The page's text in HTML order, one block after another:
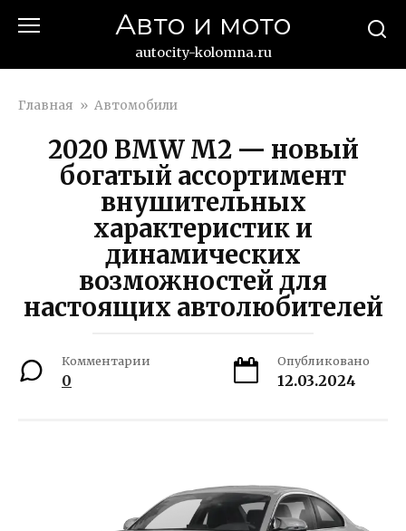
Авто и мото
autocity-kolomna.ru
Главная » Автомобили
2020 BMW M2 — новый
богатый ассортимент
внушительных
характеристик и
динамических
возможностей для
настоящих автолюбителей
Комментарии
0
Опубликовано
12.03.2024